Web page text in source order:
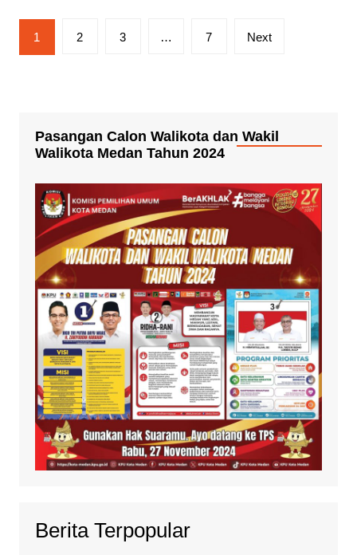
Paginasi
pos
1 2 3 … 7 Next
Pasangan Calon Walikota dan Wakil
Walikota Medan Tahun 2024
Berita Terpopular